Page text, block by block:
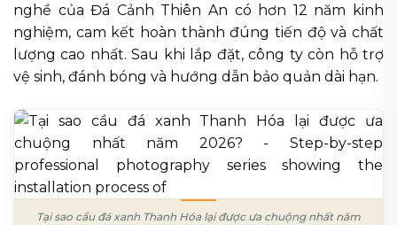
nghề của Đá Cảnh Thiên An có hơn 12 năm kinh
nghiệm, cam kết hoàn thành đúng tiến độ và chất
lượng cao nhất. Sau khi lắp đặt, công ty còn hỗ trợ
vệ sinh, đánh bóng và hướng dẫn bảo quản dài hạn.
Tại sao cầu đá xanh Thanh Hóa lại được ưa chuộng nhất năm